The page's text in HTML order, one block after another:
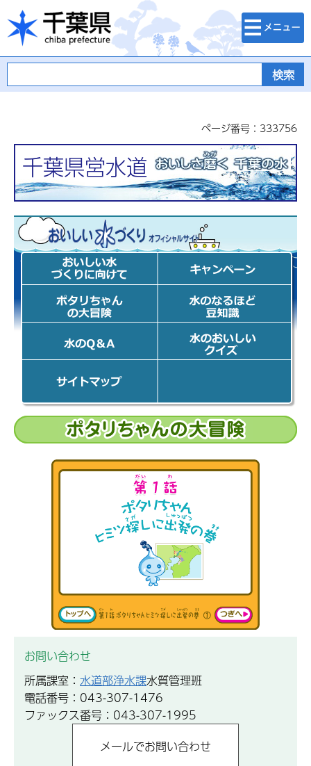
千葉県
検索・メニュ
ー
ページ番号：333756
千葉県営水道
おいしい水づくり計画 オフィ
シャルサイト
おいしい水づ
くりに向けて
キャンペーン
ポタリちゃん
の大冒険
水のなるほど
豆知識
水のQ&A
水のおいしい
クイズ
「おいしい水
づくり計画」
オフィシャル
サイトのサイ
トマップ
お問い合わせ
所属課室： 水道部浄水課水質管理班
電話番号：043-307-1476
ファックス番号：043-307-1995